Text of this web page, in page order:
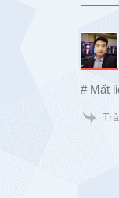
# Mất